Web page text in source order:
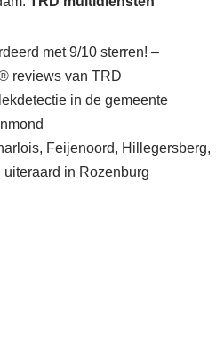
met 9/10 sterren! –
reviews van TRD
in de gemeente
Feijenoord, Hillegersberg,
in Rozenburg